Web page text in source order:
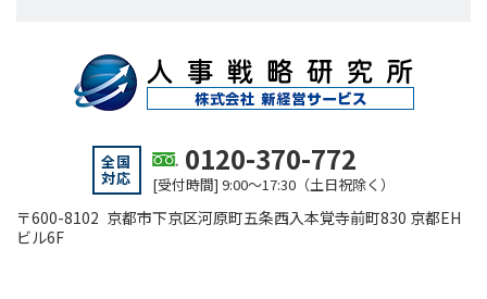
全国
対応
0120-370-772
[受付時間] 9:00～17:30（土日祝除く）
〒600-8102 京都市下京区河原町五条西入本覚寺前町830 京都EH
ビル6F